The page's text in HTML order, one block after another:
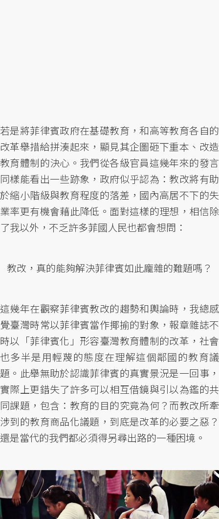
若是將菲律賓政府在基礎教育，和高等教育各自的
改革舉措給拼湊起來，顯見其企圖砸下重本、改造
教育體制的決心。我們從各級官員這幾年來的發言
同樣能看出一些跡象，政府似乎認為：教改將有助
於縮小階級與教育程度的落差，國內高居不下的失
業率更有機會藉此降低。面對這樣的理想，相信除
了我以外，不乏許多菲國人民也都會想問：
教改，真的能夠解決菲律賓如此龐雜的難題嗎？
這幾年在觀察菲律賓教改的趨勢和輿論時，我總感
覺臺灣時常以菲律賓當作揶揄的對象，報章雜誌不
時以「菲律賓化」形容臺灣教育體制的改革，社會
也多半是用輕蔑的態度在理解這個鄰國的教育議
題。此舉無助於認識菲律賓的真實景況是一回事，
實際上更錯失了許多可以相互借鏡與引以為鑑的共
同課題，包含：教育的目的究竟為何？而教改所牽
涉到的教育商品化議題，到底是改革的必要之惡？
還是當代的我們都必須得另尋出路的一種困境。